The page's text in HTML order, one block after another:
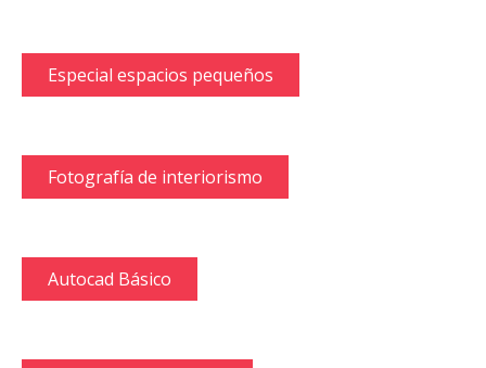
Especial espacios pequeños
Fotografía de interiorismo
Autocad Básico